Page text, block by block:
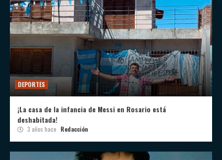
DEPORTES
¡La casa de la infancia de Messi en Rosario está
deshabitada!
3 años hace Redacción